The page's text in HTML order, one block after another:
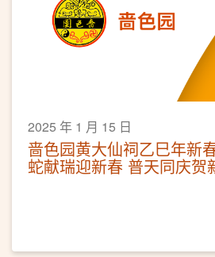
2025 年 1 月 15 日
啬色园黄大仙祠乙巳年新
蛇献瑞迎新春 普天同庆贺